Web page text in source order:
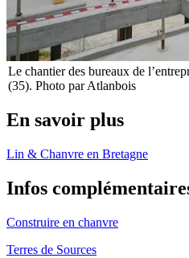
Le chantier des bureaux de
(35). Photo par Atlanbois
En savoir plus
Lin & Chanvre en Bretagne
Infos
Construire en chanvre
Terres de Sources